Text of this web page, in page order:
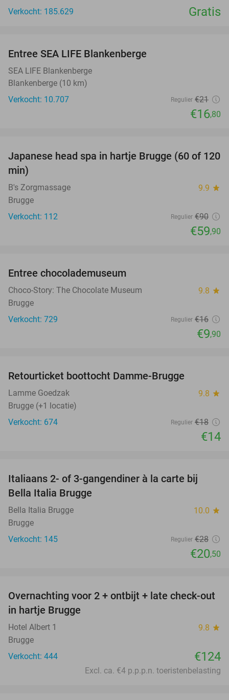
Verkocht: 185.629 Gratis
Entree SEA LIFE Blankenberge
SEA LIFE Blankenberge
Blankenberge (10 km)
Verkocht: 10.707
Regulier €21
€16,80
33%
Japanese head spa in hartje Brugge (60 of 120
min)
B's Zorgmassage 9.9 star
Brugge
Verkocht: 112
Regulier €90
€59,90
Entree chocolademuseum
Choco-Story: The Chocolate Museum 9.8 star
Brugge
Verkocht: 729
Regulier €16
€9,90
Retourticket boottocht Damme-Brugge
Lamme Goedzak 9.8 star
Brugge (+1 locatie)
Verkocht: 674
Regulier €18
€14
Italiaans 2- of 3-gangendiner à la carte bij
Bella Italia Brugge
Bella Italia Brugge 10.0 star
Brugge
Verkocht: 145
Regulier €28
€20,50
Overnachting voor 2 + ontbijt + late check-out
in hartje Brugge
Hotel Albert 1 9.8 star
Brugge
Verkocht: 444
€124
Excl. ca. €4 p.p.p.n. toeristenbelasting